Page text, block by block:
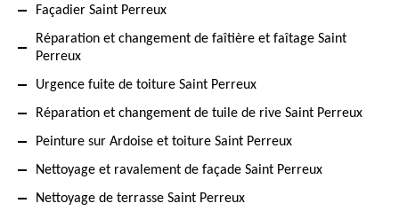
Façadier Saint Perreux
Réparation et changement de faîtière et faîtage Saint
Perreux
Urgence fuite de toiture Saint Perreux
Réparation et changement de tuile de rive Saint Perreux
Peinture sur Ardoise et toiture Saint Perreux
Nettoyage et ravalement de façade Saint Perreux
Nettoyage de terrasse Saint Perreux